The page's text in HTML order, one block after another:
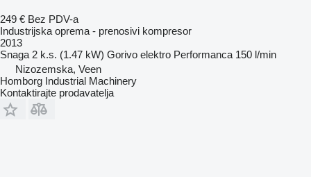
249 € Bez PDV-a
Industrijska oprema - prenosivi kompresor
2013
Snaga 2 k.s. (1.47 kW) Gorivo elektro Performanca 150 l/min
Nizozemska, Veen
Homborg Industrial Machinery
Kontaktirajte prodavatelja